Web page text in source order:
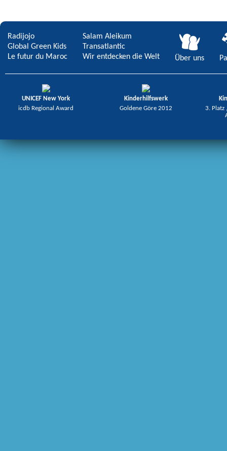
Radijojo
Global Green Kids
Le futur du Maroc
Salam Aleikum
Transatlantic
Wir entdecken die Welt
Über uns
UNICEF New York
icdb Regional Award
Kinderhilfswerk
Goldene Göre 2012
3. Platz